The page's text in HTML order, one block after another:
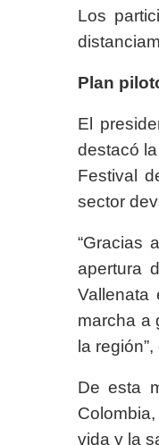
Los
Plan
El
destacó
Festival
sector
“Gracias
apertura
Vallenata
marcha a
la
De esta
vida y la